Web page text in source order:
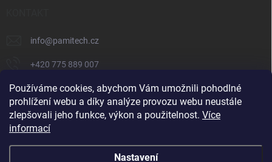
Používáme cookies, abychom Vám umožnili pohodlné
prohlížení webu a díky analýze provozu webu neustále
zlepšovali jeho funkce, výkon a použitelnost. Více
informací
Nastavení
info@pamitech.cz
+420 775 889 007
Shoptet.cz číčoviny.cz VM Technology s.r.o.
Pamitech.cz . Všechna práva vyhrazena.